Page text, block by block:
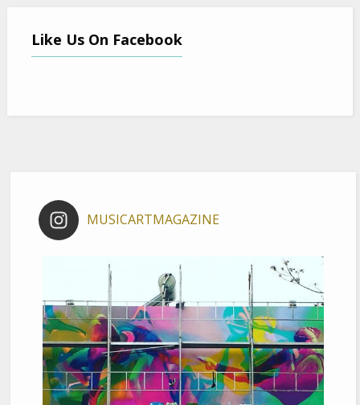
Like Us On Facebook
MUSICARTMAGAZINE